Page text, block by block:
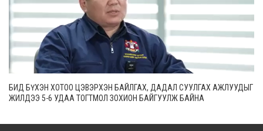
БИД БҮХЭН ХОТОО ЦЭВЭРХЭН БАЙЛГАХ, ДАДАЛ СУУЛГАХ АЖЛУУДЫГ
ЖИЛДЭЭ 5-6 УДАА ТОГТМОЛ ЗОХИОН БАЙГУУЛЖ БАЙНА